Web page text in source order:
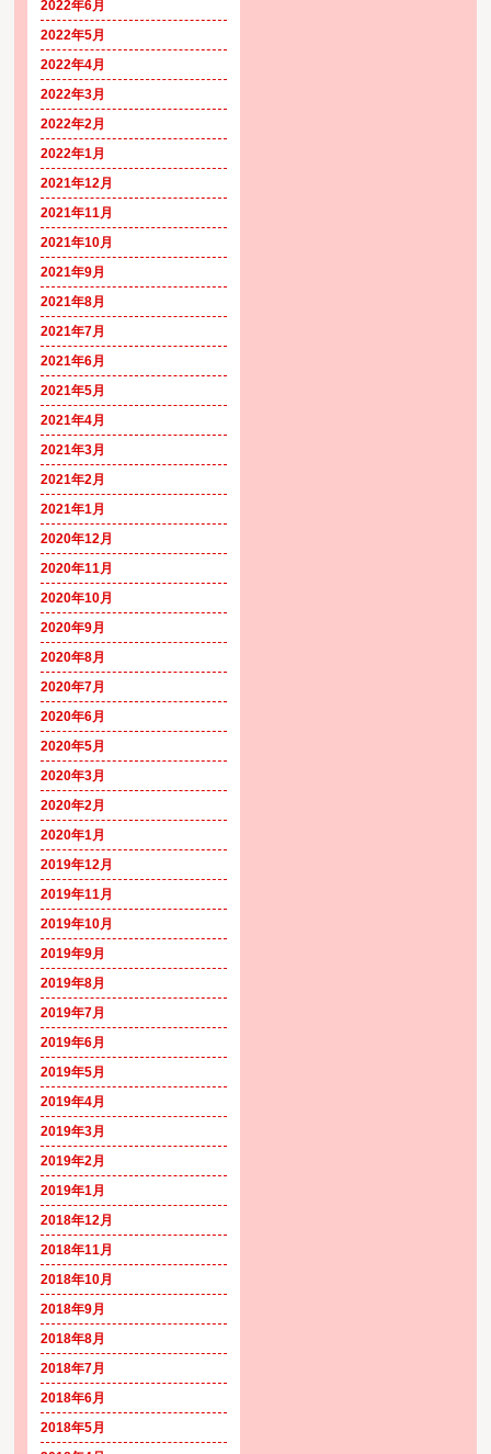
2022年6月
2022年5月
2022年4月
2022年3月
2022年2月
2022年1月
2021年12月
2021年11月
2021年10月
2021年9月
2021年8月
2021年7月
2021年6月
2021年5月
2021年4月
2021年3月
2021年2月
2021年1月
2020年12月
2020年11月
2020年10月
2020年9月
2020年8月
2020年7月
2020年6月
2020年5月
2020年3月
2020年2月
2020年1月
2019年12月
2019年11月
2019年10月
2019年9月
2019年8月
2019年7月
2019年6月
2019年5月
2019年4月
2019年3月
2019年2月
2019年1月
2018年12月
2018年11月
2018年10月
2018年9月
2018年8月
2018年7月
2018年6月
2018年5月